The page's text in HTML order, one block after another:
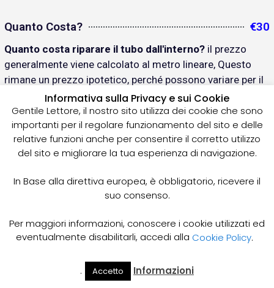
Quanto Costa? €30
Quanto costa riparare il tubo dall'interno? il prezzo
generalmente viene calcolato al metro lineare, Questo
rimane un prezzo ipotetico, perché possono variare per il
diametro,, tempi di lavorazione, Servizi di competenza,
come videoispezione, taglio radici, ecc...
Prezzi Autospurgo €150
Il costo del servizio di autospurgo varia in base a
distanze con la sede di smaltimento acque reflue; orario
di lavoro notturno o diurno; Domenica o giorno festivo;
aggirarsi da €100 a €150, anche più..
Cerca Il Mio
Informativa sulla Privacy e sui Cookie
Gentile Lettore, il nostro sito utilizza dei cookie che sono
importanti per il regolare funzionamento del sito e delle
relative funzioni anche per consentire il corretto utilizzo
del sito e migliorare la tua esperienza di navigazione.
In Base alla direttiva europea, è obbligatorio, ricevere il
suo consenso.
Per maggiori informazioni, conoscere i cookie utilizzati ed
eventualmente disabilitarli, accedi alla Cookie Policy.
. Accetto Informazioni